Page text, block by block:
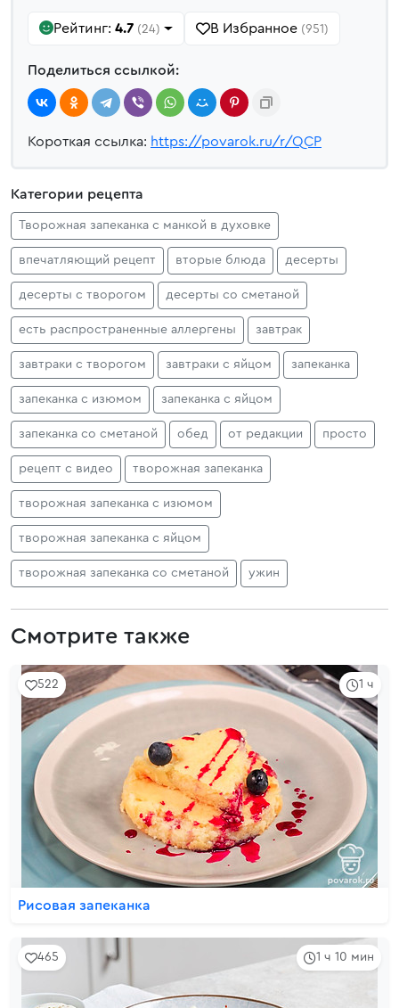
Рейтинг: 4.7 (24) В Избранное (951)
Поделиться ссылкой:
Короткая ссылка: https://povarok.ru/r/QCP
Категории рецепта
Творожная запеканка с манкой в духовке
впечатляющий рецепт вторые блюда десерты
десерты с творогом десерты со сметаной
есть распространенные аллергены завтрак
завтраки с творогом завтраки с яйцом запеканка
запеканка с изюмом запеканка с яйцом
запеканка со сметаной обед от редакции просто
рецепт с видео творожная запеканка
творожная запеканка с изюмом
творожная запеканка с яйцом
творожная запеканка со сметаной ужин
Смотрите также
1 ч
522
Рисовая запеканка
1 ч 10 мин
465